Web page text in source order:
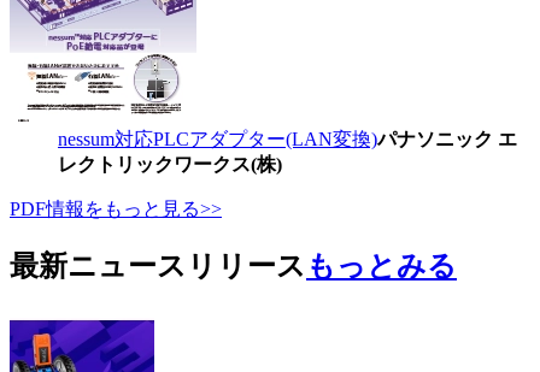
nessum対応PLCアダプター(LAN変換)パナソニック エ
レクトリックワークス(株)
PDF情報をもっと見る>>
最新ニュースリリース もっとみる